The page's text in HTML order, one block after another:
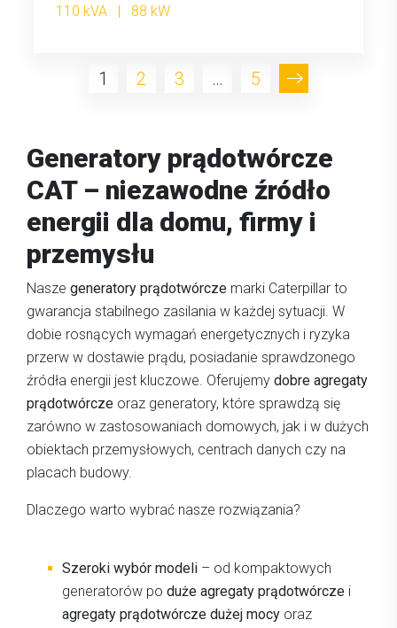
110 kVA | 88 kW
1 2 3 … 5
Generatory prądotwórcze
CAT – niezawodne źródło
energii dla domu, firmy i
przemysłu
Nasze generatory prądotwórcze marki Caterpillar to
gwarancja stabilnego zasilania w każdej sytuacji. W
dobie rosnących wymagań energetycznych i ryzyka
przerw w dostawie prądu, posiadanie sprawdzonego
źródła energii jest kluczowe. Oferujemy dobre agregaty
prądotwórcze oraz generatory, które sprawdzą się
zarówno w zastosowaniach domowych, jak i w dużych
obiektach przemysłowych, centrach danych czy na
placach budowy.
Dlaczego warto wybrać nasze rozwiązania?
Szeroki wybór modeli – od kompaktowych
generatorów po duże agregaty prądotwórcze i
agregaty prądotwórcze dużej mocy oraz